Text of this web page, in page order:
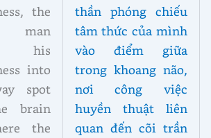
the
man
his
into
spot
brain
the
thần phóng chiếu
tâm thức của mình
vào điểm giữa
trong khoang não,
nơi công việc
huyền thuật liên
quan đến cõi trần